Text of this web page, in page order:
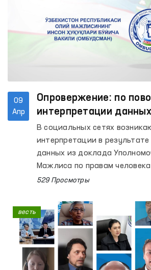
09
Апр
Опровержение: по
интерпретации
В социальных сетях
интерпретации в результате
данных из доклада
Мажлиса по правам
деятельности за 2025 год с
Верховного суда.
529 Просмотры
весть